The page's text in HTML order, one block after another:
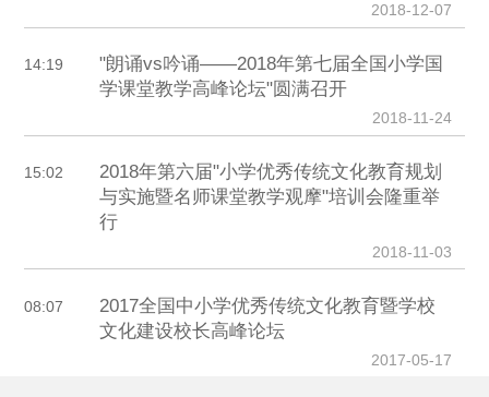
2018-12-07
14:19
"朗诵vs吟诵——2018年第七届全国小学国
学课堂教学高峰论坛"圆满召开
2018-11-24
15:02
2018年第六届"小学优秀传统文化教育规划
与实施暨名师课堂教学观摩"培训会隆重举
行
2018-11-03
08:07
2017全国中小学优秀传统文化教育暨学校
文化建设校长高峰论坛
2017-05-17